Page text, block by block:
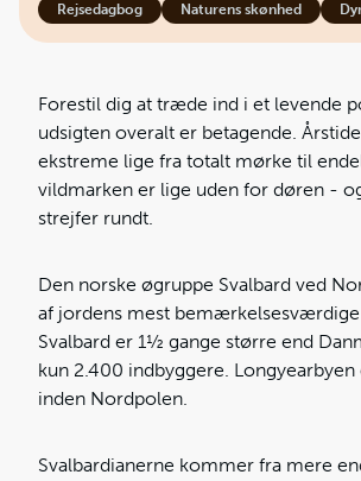
Rejsedagbog
Naturens skønhed
Forestil dig at træde ind i et levende
udsigten overalt er betagende.
ekstreme lige fra totalt mørke til
vildmarken er lige uden for døren -
strejfer rundt.
Den norske øgruppe Svalbard ved
af jordens mest bemærkelsesværdige
Svalbard er 1½ gange større end
kun 2.400 indbyggere. Longyearbyen
inden Nordpolen.
Svalbardianerne kommer fra mere